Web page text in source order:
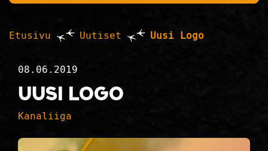
Etusivu Uutiset Uusi Logo
08.06.2019
Uusi Logo
Kanaliiga